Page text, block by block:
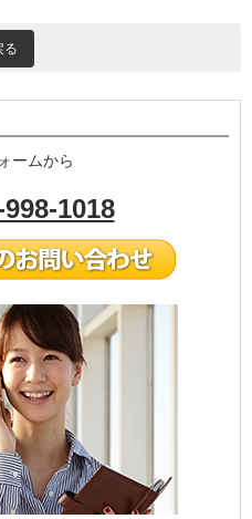
る
ームから
1018